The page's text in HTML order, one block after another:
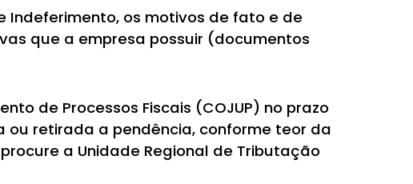
Indeferimento, os motivos de fato e de
que a empresa possuir (documentos
de Processos Fiscais (COJUP) no prazo
ou retirada a pendência, conforme teor da
a Unidade Regional de Tributação